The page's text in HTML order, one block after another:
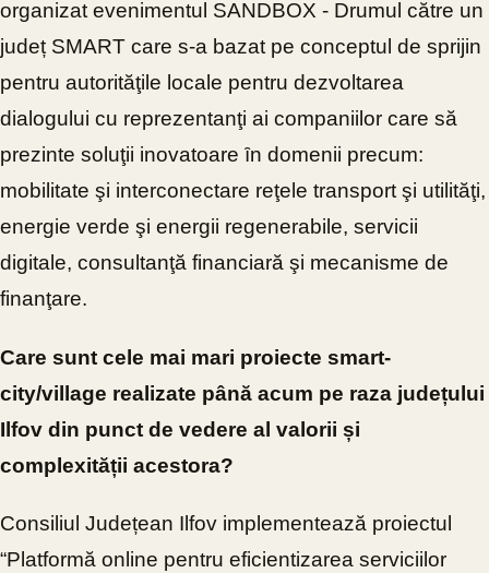
organizat evenimentul SANDBOX - Drumul către un
județ SMART care s-a bazat pe conceptul de sprijin
pentru autorităţile locale pentru dezvoltarea
dialogului cu reprezentanţi ai companiilor care să
prezinte soluţii inovatoare ȋn domenii precum:
mobilitate şi interconectare reţele transport şi utilităţi,
energie verde şi energii regenerabile, servicii
digitale, consultanţă financiară şi mecanisme de
finanţare.
Care sunt cele mai mari proiecte smart-
city/village realizate până acum pe raza județului
Ilfov din punct de vedere al valorii și
complexității acestora?
Consiliul Județean Ilfov implementează proiectul
“Platformă online pentru eficientizarea serviciilor